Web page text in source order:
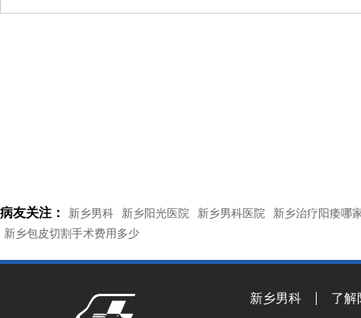
病友关注： 新乡男科 新乡阳光医院 新乡男科医院
新乡治疗阳痿哪
新乡包皮切割手术费用多少
新乡男科 了解